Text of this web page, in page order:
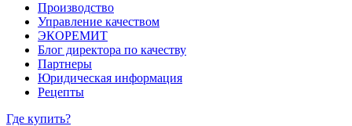
Производство
Управление качеством
ЭКОРЕМИТ
Блог директора по качеству
Партнеры
Юридическая информация
Рецепты
Где купить?